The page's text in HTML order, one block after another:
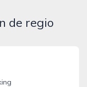
de regio